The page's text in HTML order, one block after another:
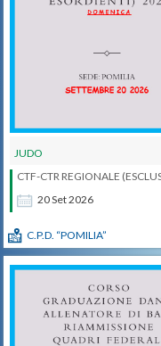
JUDO
20Set2026
CTF-CTR REGIONALE
C.P.D. “POMILIA”